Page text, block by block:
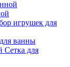
игрушек для
ванны
Сетка для